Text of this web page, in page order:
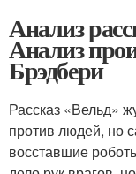
Анализ
Анализ
Брэдбери
Рассказ «Вельд»
против людей, но
восставшие